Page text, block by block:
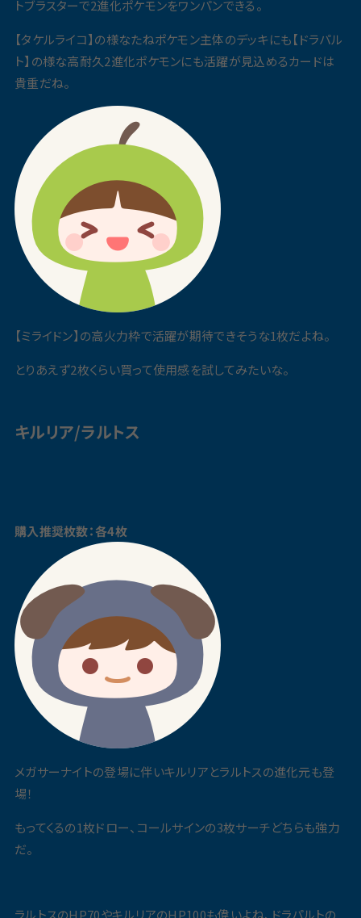
トブラスターで2進化ポケモンをワンパンできる。
【タケルライコ】の様なたねポケモン主体のデッキにも【ドラパル
ト】の様な高耐久2進化ポケモンにも活躍が見込めるカードは
貴重だね。
【ミライドン】の高火力枠で活躍が期待できそうな1枚だよね。
とりあえず2枚くらい買って使用感を試してみたいな。
キルリア/ラルトス
購入推奨枚数：各4枚
メガサーナイトの登場に伴いキルリアとラルトスの進化元も登
場！
もってくるの1枚ドロー、コールサインの3枚サーチどちらも強力
だ。
ラルトスのHP70やキルリアのHP100も偉いよね、ドラパルトの